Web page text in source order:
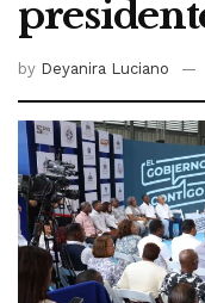
by Deyanira Luciano